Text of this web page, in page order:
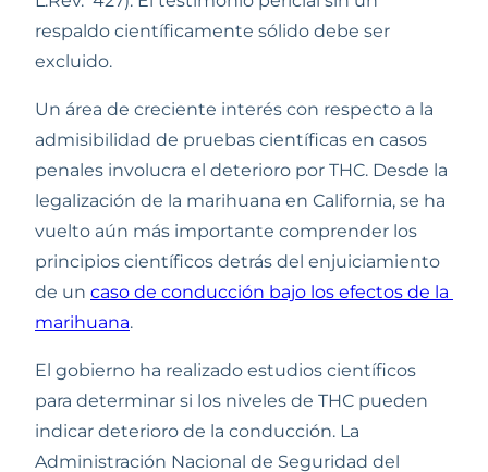
respaldo científicamente sólido debe ser
excluido.
Un área de creciente interés con respecto a la
admisibilidad de pruebas científicas en casos
penales involucra el deterioro por THC. Desde la
legalización de la marihuana en California, se ha
vuelto aún más importante comprender los
principios científicos detrás del enjuiciamiento
de un caso de conducción bajo los efectos de la
marihuana.
El gobierno ha realizado estudios científicos
para determinar si los niveles de THC pueden
indicar deterioro de la conducción. La
Administración Nacional de Seguridad del